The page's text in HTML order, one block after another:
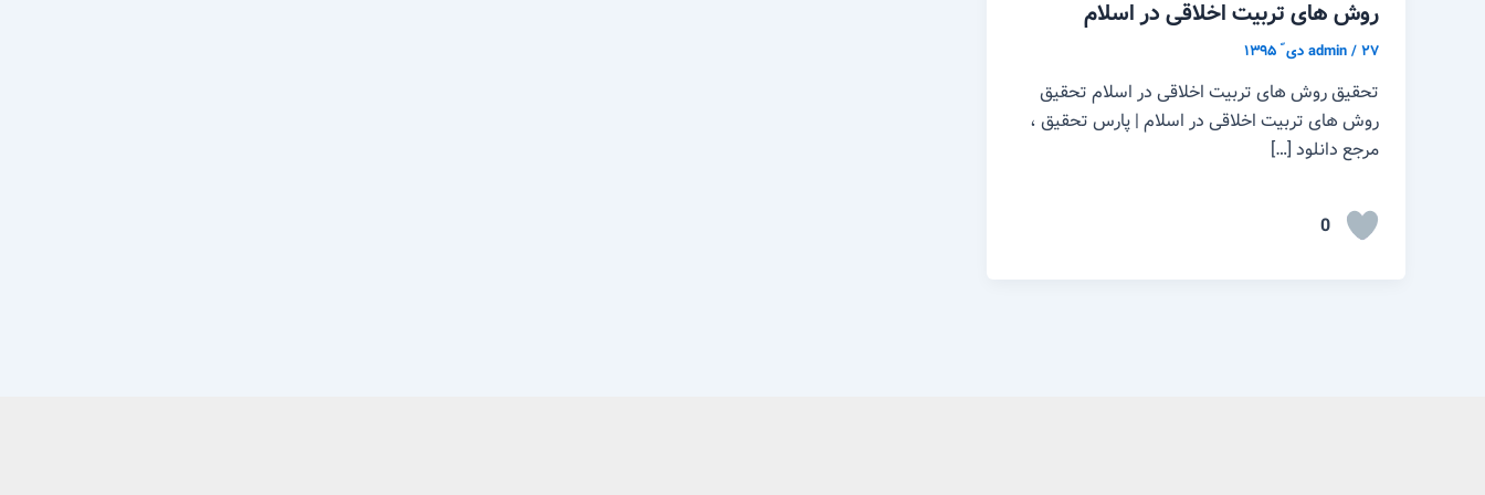
روش های تربیت اخلاقی در اسلام
admin/۲۷ دی ّ ۱۳۹۵
تحقیق روش های تربیت اخلاقی در اسلام تحقیق
روش های تربیت اخلاقی در اسلام | پارس تحقیق ،
مرجع دانلود […]
0